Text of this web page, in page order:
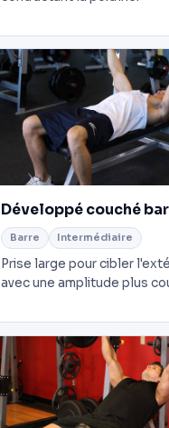
Développé couché
Barre Intermédiaire
Prise large pour cibler
avec une amplitude plus